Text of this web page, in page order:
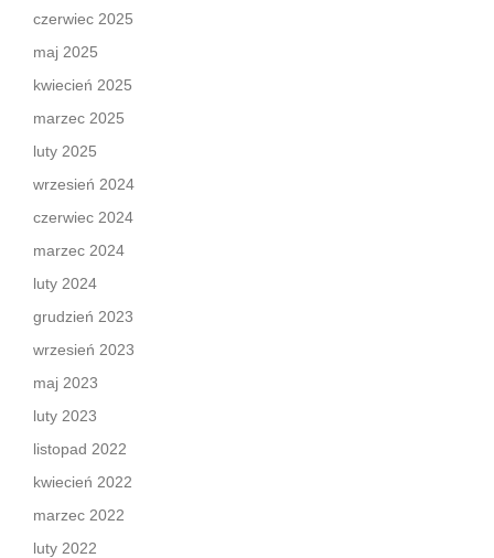
czerwiec 2025
maj 2025
kwiecień 2025
marzec 2025
luty 2025
wrzesień 2024
czerwiec 2024
marzec 2024
luty 2024
grudzień 2023
wrzesień 2023
maj 2023
luty 2023
listopad 2022
kwiecień 2022
marzec 2022
luty 2022